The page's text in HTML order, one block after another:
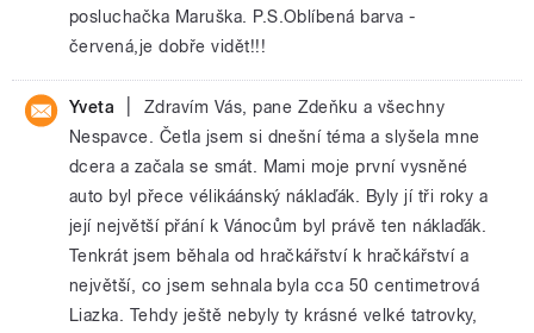
posluchačka Maruška. P.S.Oblíbená barva -
červená,je dobře vidět!!!
Yveta
Zdravím Vás, pane Zdeňku a všechny
Nespavce. Četla jsem si dnešní téma a slyšela mne
dcera a začala se smát. Mami moje první vysněné
auto byl přece vélikáánský náklaďák. Byly jí tři roky a
její největší přání k Vánocům byl právě ten náklaďák.
Tenkrát jsem běhala od hračkářství k hračkářství a
největší, co jsem sehnala byla cca 50 centimetrová
Liazka. Tehdy ještě nebyly ty krásné velké tatrovky,